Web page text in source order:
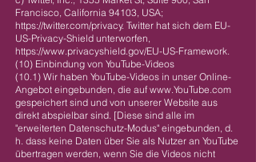
Francisco, California 94103, USA;
https://twitter.com/privacy. Twitter hat sich dem EU-
US-Privacy-Shield unterworfen,
https://www.privacyshield.gov/EU-US-Framework.
(10) Einbindung von YouTube-Videos
(10.1) Wir haben YouTube-Videos in unser Online-
Angebot eingebunden, die auf www.YouTube.com
gespeichert sind und von unserer Website aus
direkt abspielbar sind. [Diese sind alle im
"erweiterten Datenschutz-Modus" eingebunden, d.
h. dass keine Daten über Sie als Nutzer an YouTube
übertragen werden, wenn Sie die Videos nicht